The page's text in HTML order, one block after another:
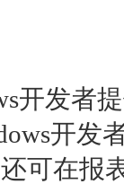
开发者
开发
可在报